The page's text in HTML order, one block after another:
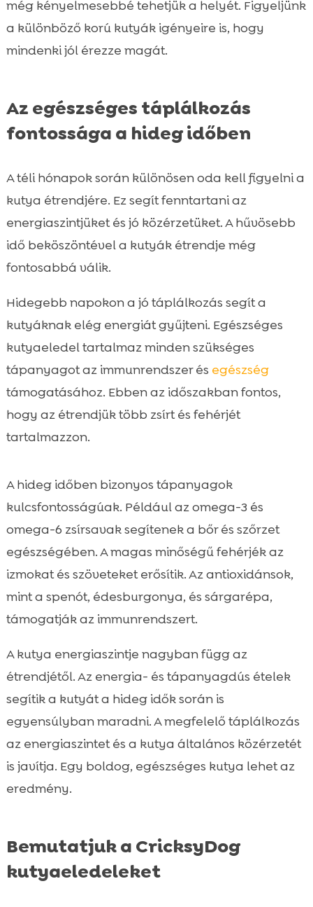
még kényelmesebbé tehetjük a helyét. Figyeljünk
a különböző korú kutyák igényeire is, hogy
mindenki jól érezze magát.
Az egészséges táplálkozás
fontossága a hideg időben
A téli hónapok során különösen oda kell figyelni a
kutya étrendjére. Ez segít fenntartani az
energiaszintjüket és jó közérzetüket. A hűvösebb
idő beköszöntével a kutyák étrendje még
fontosabbá válik.
Hidegebb napokon a jó táplálkozás segít a
kutyáknak elég energiát gyűjteni. Egészséges
kutyaeledel tartalmaz minden szükséges
tápanyagot az immunrendszer és egészség
támogatásához. Ebben az időszakban fontos,
hogy az étrendjük több zsírt és fehérjét
tartalmazzon.
A hideg időben bizonyos tápanyagok
kulcsfontosságúak. Például az omega-3 és
omega-6 zsírsavak segítenek a bőr és szőrzet
egészségében. A magas minőségű fehérjék az
izmokat és szöveteket erősítik. Az antioxidánsok,
mint a spenót, édesburgonya, és sárgarépa,
támogatják az immunrendszert.
A kutya energiaszintje nagyban függ az
étrendjétől. Az energia- és tápanyagdús ételek
segítik a kutyát a hideg idők során is
egyensúlyban maradni. A megfelelő táplálkozás
az energiaszintet és a kutya általános közérzetét
is javítja. Egy boldog, egészséges kutya lehet az
eredmény.
Bemutatjuk a CricksyDog
kutyaeledeleket